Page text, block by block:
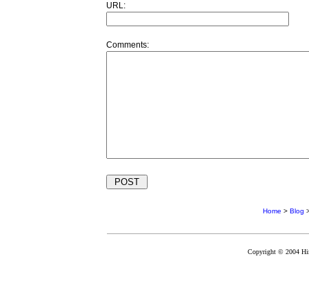
URL:
Comments:
Home > Blog
Copyright © 2004